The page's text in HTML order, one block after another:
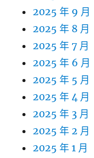
2025 年 9 月
2025 年 8 月
2025 年 7 月
2025 年 6 月
2025 年 5 月
2025 年 4 月
2025 年 3 月
2025 年 2 月
2025 年 1 月